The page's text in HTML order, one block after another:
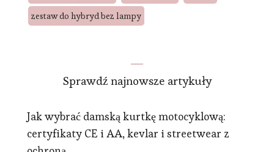
zestaw do hybryd bez lampy
Sprawdź najnowsze artykuły
Jak wybrać damską kurtkę motocyklową:
certyfikaty CE i AA, kevlar i streetwear z